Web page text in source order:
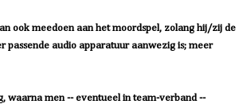
ook meedoen aan het moordspel, zolang hij/zij de
passende audio apparatuur aanwezig is; meer
waarna men -- eventueel in team-verband --